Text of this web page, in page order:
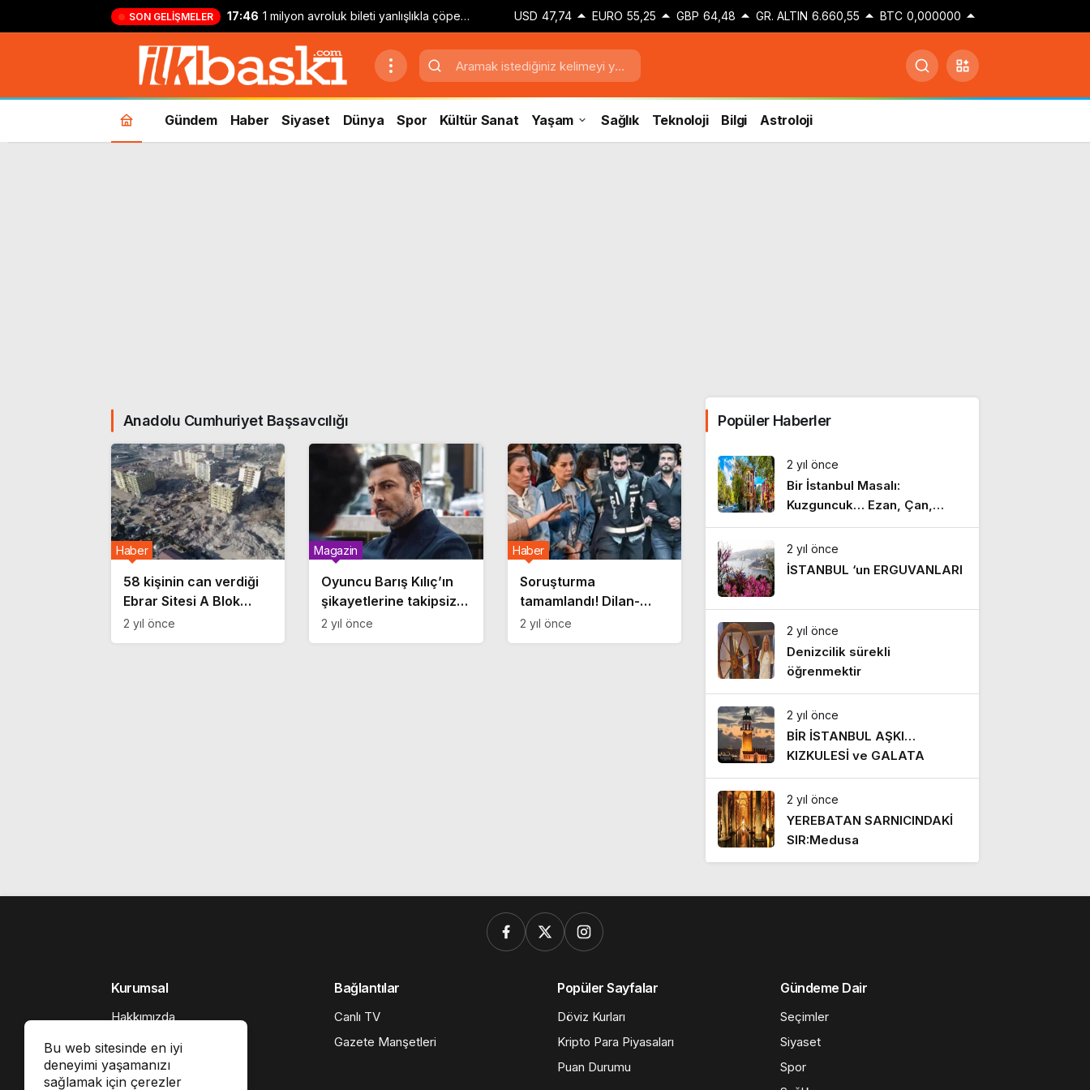
SON GELIŞMELER 17:46 1 milyon avroluk bileti yanlışlıkla çöpe
attı: İki gün sonra mucize gerçekleşti
USD 47,74 EURO 55,25 GBP 64,48 GR. ALTIN 6.660,55 BTC 0,000000
Gündem Haber Siyaset Dünya Spor Kültür Sanat Yaşam Sağlık Teknoloji Bilgi Astroloji
Anadolu Cumhuriyet Başsavcılığı
58 kişinin can verdiği
Ebrar Sitesi A Blok
davası başladı;
‘Suçumun ne olduğunu
Haber
2 yıl önce
Oyuncu Barış Kılıç’ın
şikayetlerine takipsizlik
kararı!
Magazin
2 yıl önce
Soruşturma
tamamlandı! Dilan-
Engin Polat çiftine
istenilen ceza belli
Haber
2 yıl önce
Popüler Haberler
2 yıl önce
Bir İstanbul Masalı:
Kuzguncuk… Ezan, Çan,
Hazan
2 yıl önce
İSTANBUL ‘un ERGUVANLARI
2 yıl önce
Denizcilik sürekli
öğrenmektir
2 yıl önce
BİR İSTANBUL AŞKI…
KIZKULESİ ve GALATA
2 yıl önce
YEREBATAN SARNICINDAKİ
SIR:Medusa
Bu web sitesinde en iyi
deneyimi yaşamanızı
sağlamak için çerezler
Kurumsal
Hakkımızda
Künye
İletişim
Bağlantılar
Canlı TV
Gazete Manşetleri
Popüler Sayfalar
Döviz Kurları
Kripto Para Piyasaları
Puan Durumu
Gündeme Dair
Seçimler
Siyaset
Spor